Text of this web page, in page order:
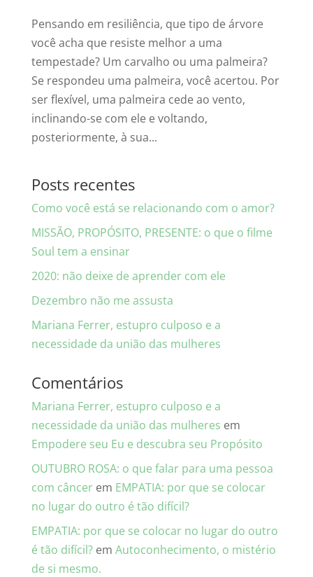
Pensando em resiliência, que tipo de árvore
você acha que resiste melhor a uma
tempestade? Um carvalho ou uma palmeira?
Se respondeu uma palmeira, você acertou. Por
ser flexível, uma palmeira cede ao vento,
inclinando-se com ele e voltando,
posteriormente, à sua...
Posts recentes
Como você está se relacionando com o amor?
MISSÃO, PROPÓSITO, PRESENTE: o que o filme
Soul tem a ensinar
2020: não deixe de aprender com ele
Dezembro não me assusta
Mariana Ferrer, estupro culposo e a
necessidade da união das mulheres
Comentários
Mariana Ferrer, estupro culposo e a
necessidade da união das mulheres em
Empodere seu Eu e descubra seu Propósito
OUTUBRO ROSA: o que falar para uma pessoa
com câncerem EMPATIA: por que se colocar
no lugar do outro é tão difícil?
EMPATIA: por que se colocar no lugar do outro
é tão difícil?em Autoconhecimento, o mistério
de si mesmo.